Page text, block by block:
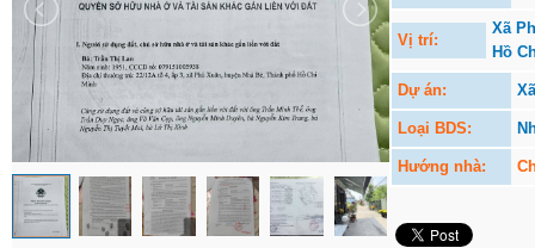
Vị trí:
Xã
Hồ
Dự án:
Loại BDS:
Hướng nhà: